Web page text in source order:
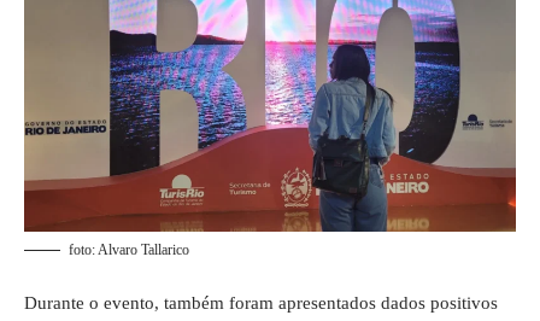
foto: Alvaro Tallarico
Durante o evento, também foram apresentados dados positivos